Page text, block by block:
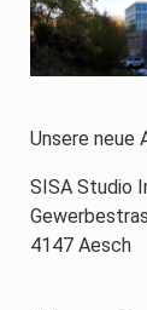
Unsere neue
SISA Studio
4147 Aesch